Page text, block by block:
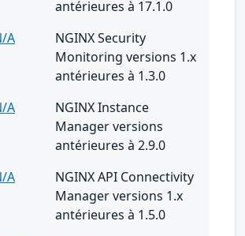
antérieures à 17.1.0
A
NGINX Security
Monitoring versions 1.x
antérieures à 1.3.0
A
NGINX Instance
Manager versions
antérieures à 2.9.0
A
NGINX API Connectivity
Manager versions 1.x
antérieures à 1.5.0